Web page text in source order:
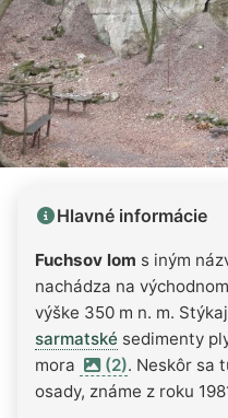
Hlavné informácie
Fuchsov lom s iným
nachádza na
výške 350 m n. m.
sarmatské sedimenty
mora
(2). Neskôr sa
osady, známe z roku